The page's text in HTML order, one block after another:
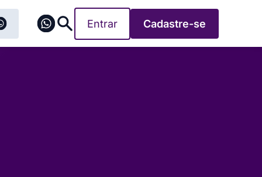
Entrar Cadastre-se